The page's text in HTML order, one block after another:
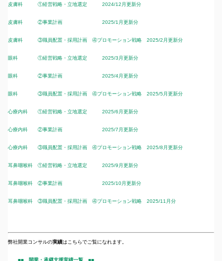
皮膚科 ①経営戦略・立地選定 2024/12月更新分
皮膚科 ②事業計画 2025/1月更新分
皮膚科 ③職員配置・採用計画 ④プロモーション戦略 2025/2月更新分
眼科 ①経営戦略・立地選定 2025/3月更新分
眼科 ②事業計画 2025/4月更新分
眼科 ③職員配置・採用計画 ④プロモーション戦略 2025/5月更新分
心療内科 ①経営戦略・立地選定 2025/6月更新分
心療内科 ②事業計画 2025/7月更新分
心療内科 ③職員配置・採用計画 ④プロモーション戦略 2025/8月更新分
耳鼻咽喉科 ①経営戦略・立地選定 2025/9月更新分
耳鼻咽喉科 ②事業計画 2025/10月更新分
耳鼻咽喉科 ③職員配置・採用計画 ④プロモーション戦略 2025/11月分
弊社開業コンサルの実績はこちらでご覧になれます。
■■ 開業・承継支援実績一覧 ■■